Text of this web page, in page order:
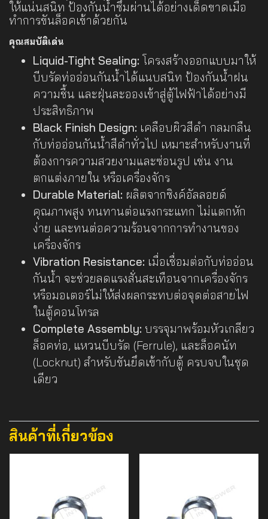
ให้แน่นสนิท ป้องกันน้ำซึมผ่านได้อย่างเด็ดขาดเมื่อ
ทำการขันล็อคเข้าด้วยกัน
คุณสมบัติเด่น
Liquid-Tight Sealing: โครงสร้างออกแบบมาให้
บีบรัดท่ออ่อนกันน้ำได้แนบสนิท ป้องกันน้ำฝน
ความชื้น และฝุ่นละอองเข้าสู่ตู้ไฟฟ้าได้อย่างมี
ประสิทธิภาพ
Black Finish Design: เคลือบผิวสีดำ กลมกลืน
กับท่ออ่อนกันน้ำสีดำทั่วไป เหมาะสำหรับงานที่
ต้องการความสวยงามและซ่อนรูป เช่น งาน
ตกแต่งภายใน หรือเครื่องจักร
Durable Material: ผลิตจากซิงค์อัลลอยด์
คุณภาพสูง ทนทานต่อแรงกระแทก ไม่แตกหัก
ง่าย และทนต่อความร้อนจากการทำงานของ
เครื่องจักร
Vibration Resistance: เมื่อเชื่อมต่อกับท่ออ่อน
กันน้ำ จะช่วยลดแรงสั่นสะเทือนจากเครื่องจักร
หรือมอเตอร์ไม่ให้ส่งผลกระทบต่อจุดต่อสายไฟ
ในตู้คอนโทรล
Complete Assembly: บรรจุมาพร้อมหัวเกลียว
ล็อคท่อ, แหวนบีบรัด (Ferrule), และล็อคนัท
(Locknut) สำหรับขันยึดเข้ากับตู้ ครบจบในชุด
เดียว
สินค้าที่เกี่ยวข้อง